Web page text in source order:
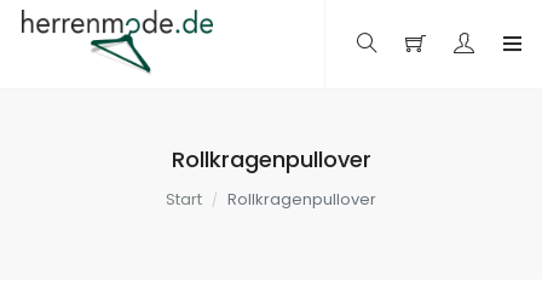
Rollkragenpullover
Start Rollkragenpullover